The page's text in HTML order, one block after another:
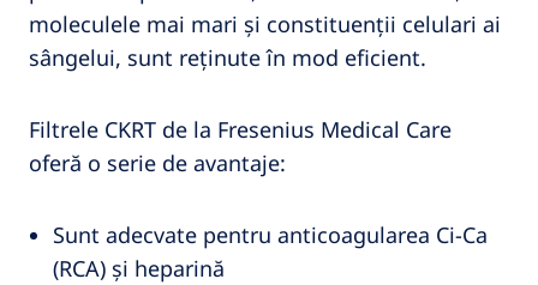
moleculele mai mari și constituenții celulari ai
sângelui, sunt reținute în mod eficient.
Filtrele CKRT de la Fresenius Medical Care
oferă o serie de avantaje:
Sunt adecvate pentru anticoagularea Ci‑Ca
(RCA) și heparină